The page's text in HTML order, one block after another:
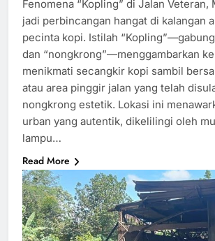
Fenomena “Kopling” di Jalan Veteran,
jadi perbincangan hangat di kalangan
pecinta kopi. Istilah
dan “nongkrong”—menggambarkan
menikmati secangkir kopi sambil
atau area pinggir jalan yang telah
nongkrong estetik. Lokasi ini
urban yang autentik, dikelilingi oleh
lampu…
Read More